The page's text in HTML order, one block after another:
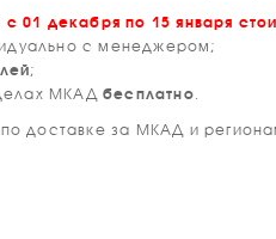
с 01 декабря по 15 января
с менеджером;
;
МКАДбесплатно
доставке за МКАД и